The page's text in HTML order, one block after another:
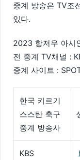
중계 방송은 TV조
있다.
2023 항저우 아시
전 중계 TV채널 :
중계 사이트 :
한국 키르기
스스탄 축구
중계 방송사
KBS